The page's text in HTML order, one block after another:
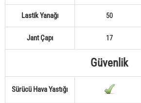
Lastik Yanağı 50
Jant Çapı 17
Güvenlik
Sürücü Hava Yastığı